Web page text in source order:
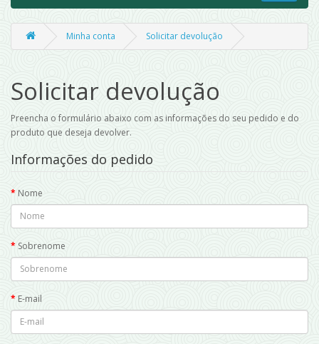
Minha conta Solicitar devolução
Solicitar devolução
Preencha o formulário abaixo com as informações do seu pedido e do
produto que deseja devolver.
Informações do pedido
Nome
Sobrenome
E-mail